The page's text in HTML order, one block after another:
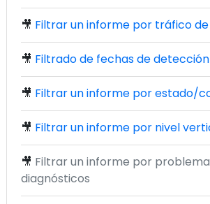
🎥 Filtrar un informe por tráfico
🎥 Filtrado de fechas de
🎥 Filtrar un informe por estado/
🎥 Filtrar un informe por nivel
🎥 Filtrar un informe por
diagnósticos